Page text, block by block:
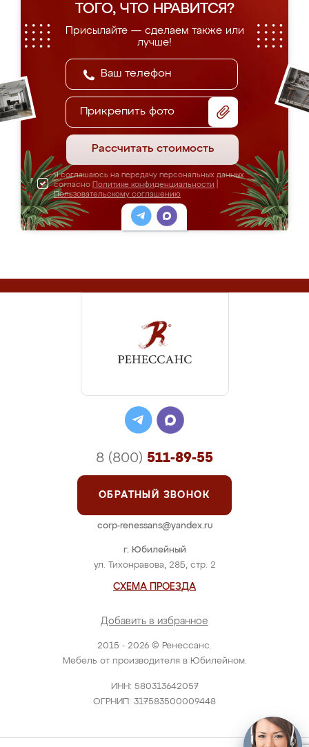
ТОГО, ЧТО НРАВИТСЯ?
Присылайте — сделаем также или
лучше!
Прикрепить фото
Рассчитать стоимость
Я соглашаюсь на передачу персональных данных
согласно Политике конфиденциальности
Пользовательскому соглашению
2015 - 2026 © Ренессанс.
Мебель от производителя в Юбилейном.
ИНН: 580313642057
ОГРНИП: 317583500009448
г. Юбилейный
ул. Тихонравова, 28Б, стр. 2
СХЕМА ПРОЕЗДА
Добавить в избранное
8 (800) 511-89-55
ОБРАТНЫЙ ЗВОНОК
corp-renessans@yandex.ru